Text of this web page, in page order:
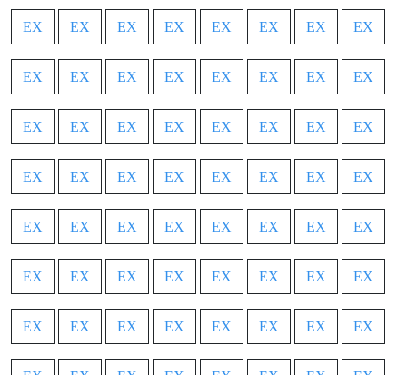
EX EX EX EX EX EX EX EX
EX EX EX EX EX EX EX EX
EX EX EX EX EX EX EX EX
EX EX EX EX EX EX EX EX
EX EX EX EX EX EX EX EX
EX EX EX EX EX EX EX EX
EX EX EX EX EX EX EX EX